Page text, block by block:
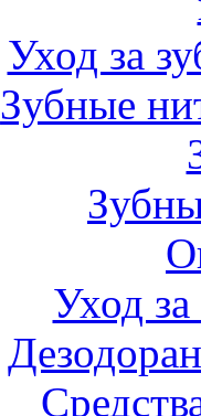
Уход за
Зубные
Уход